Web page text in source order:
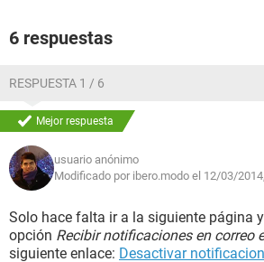
6 respuestas
RESPUESTA 1 / 6
Mejor respuesta
usuario anónimo
Modificado por ibero.modo el 12/03/
Solo hace falta ir a la siguiente página
opción Recibir notificaciones en correo
siguiente enlace: Desactivar